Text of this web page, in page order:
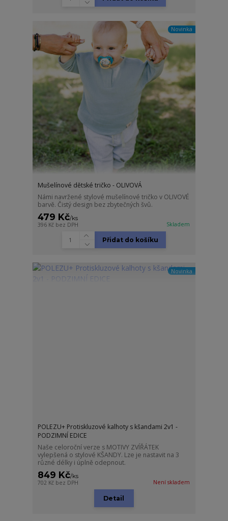
Novinka
Mušelínové dětské tričko - OLIVOVÁ
Námi navržené stylové mušelínové tričko v OLIVOVÉ
barvě. Čistý design bez zbytečných švů.
479 Kč/ks
396 Kč bez DPH Skladem
Přidat do košíku
Novinka
POLEZU+ Protiskluzové kalhoty s kšandami 2v1 -
PODZIMNÍ EDICE
Naše celoroční verze s MOTIVY ZVÍŘÁTEK
vylepšená o stylové KŠANDY. Lze je nastavit na 3
různé délky i úplně odepnout.
849 Kč/ks
702 Kč bez DPH Není skladem
Detail